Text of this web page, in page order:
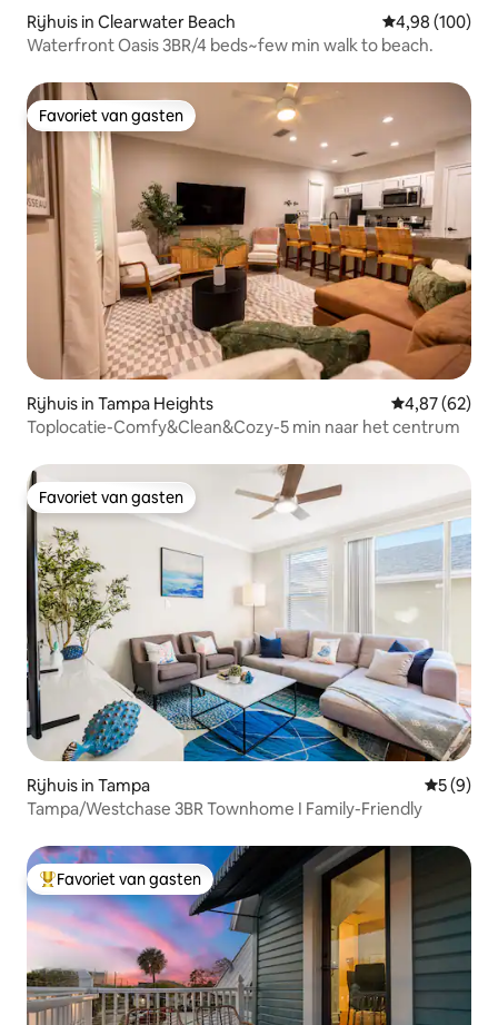
Rijhuis in Clearwater Beach Gemiddelde
4,98 (100)
Waterfront Oasis 3BR/4 beds~few min walk to beach.
Favoriet van gasten
Favoriet van gasten
Rijhuis in Tampa Heights Gemiddelde
4,87 (62)
Toplocatie-Comfy&Clean&Cozy-5 min naar het centrum
Favoriet van gasten
Favoriet van gasten
Rijhuis in Tampa
5 (9)
Tampa/Westchase 3BR Townhome I Family-Friendly
Topfavoriet van gasten
Favoriet van gasten